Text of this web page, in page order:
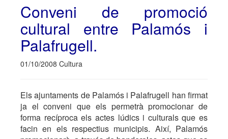
Conveni de promoció
cultural entre Palamós i
Palafrugell.
01/10/2008 Cultura
Els ajuntaments de Palamós i Palafrugell han firmat
ja el conveni que els permetrà promocionar de
forma recíproca els actes lúdics i culturals que es
facin en els respectius municipis. Així, Palamós